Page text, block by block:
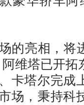
的亮相，将
维塔已开
卡塔尔完成
场，秉持科